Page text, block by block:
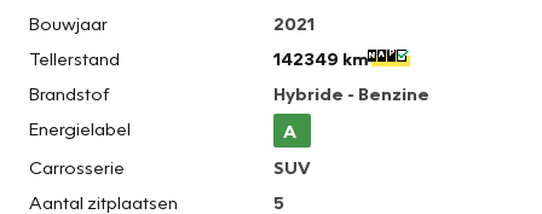
Bouwjaar
2021
Tellerstand
142349 km
Brandstof
Hybride - Benzine
Energielabel
A
Carrosserie
SUV
Aantal zitplaatsen
5